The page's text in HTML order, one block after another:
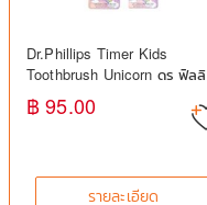
Dr.Phillips Timer Kids
Toothbrush Unicorn ดร ฟิลลิ
ปส์ แปรงสีฟันเด็ก มีไฟจับเวลา
฿ 95.00
รายละเอียด